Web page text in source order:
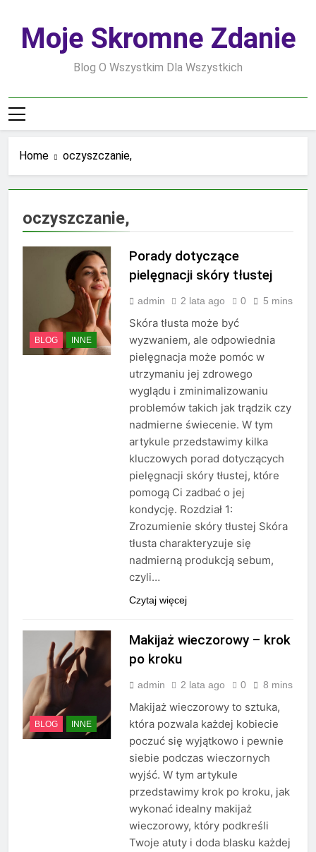
contentMoje Skromne Zdanie
Blog O Wszystkim Dla Wszystkich
Home oczyszczanie,
oczyszczanie,
BLOG INNE
Porady dotyczące
pielęgnacji skóry tłustej
admin 2 lata ago 0 5 mins
Skóra tłusta może być
wyzwaniem, ale odpowiednia
pielęgnacja może pomóc w
utrzymaniu jej zdrowego
wyglądu i zminimalizowaniu
problemów takich jak trądzik czy
nadmierne świecenie. W tym
artykule przedstawimy kilka
kluczowych porad dotyczących
pielęgnacji skóry tłustej, które
pomogą Ci zadbać o jej
kondycję. Rozdział 1:
Zrozumienie skóry tłustej Skóra
tłusta charakteryzuje się
nadmierną produkcją sebum,
czyli…
Czytaj więcej
BLOG INNE
Makijaż wieczorowy – krok
po kroku
admin 2 lata ago 0 8 mins
Makijaż wieczorowy to sztuka,
która pozwala każdej kobiecie
poczuć się wyjątkowo i pewnie
siebie podczas wieczornych
wyjść. W tym artykule
przedstawimy krok po kroku, jak
wykonać idealny makijaż
wieczorowy, który podkreśli
Twoje atuty i doda blasku każdej